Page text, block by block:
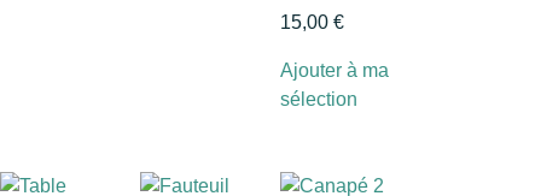
15,00 €
Ajouter à ma
sélection